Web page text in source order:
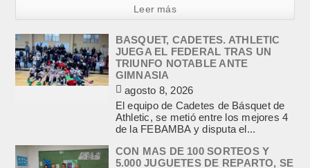
Leer más
BASQUET, CADETES. ATHLETIC
JUEGA EL FEDERAL TRAS UN
TRIUNFO NOTABLE ANTE
GIMNASIA
agosto 8, 2026
El equipo de Cadetes de Básquet de
Athletic, se metió entre los mejores 4
de la FEBAMBA y disputa el...
CON MAS DE 100 SORTEOS Y
5.000 JUGUETES DE REPARTO, SE